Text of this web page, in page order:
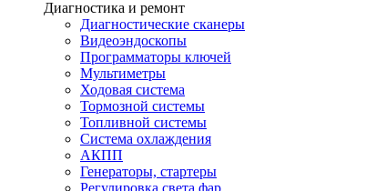
Диагностика и ремонт
Диагностические сканеры
Видеоэндоскопы
Программаторы ключей
Мультиметры
Ходовая система
Тормозной системы
Топливной системы
Система охлаждения
АКПП
Генераторы, стартеры
Регулировка света фар